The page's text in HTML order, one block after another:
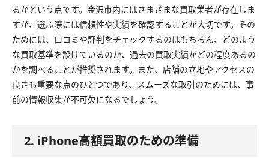
るかという点です。金沢市内にはさまざまな買取業者が存在しま
すが、選ぶ際には信頼性や実績を確認することが大切です。その
ためには、口コミや評判をチェックするのはもちろん、どのよう
な買取基準を設けているのか、過去の買取実績がどの程度あるの
かを調べることが推奨されます。また、店舗の立地やアクセスの
良さも重要な点のひとつであり、スムーズな取引のためには、事
前の情報収集が不可欠になるでしょう。
2. iPhone高額買取のための準備